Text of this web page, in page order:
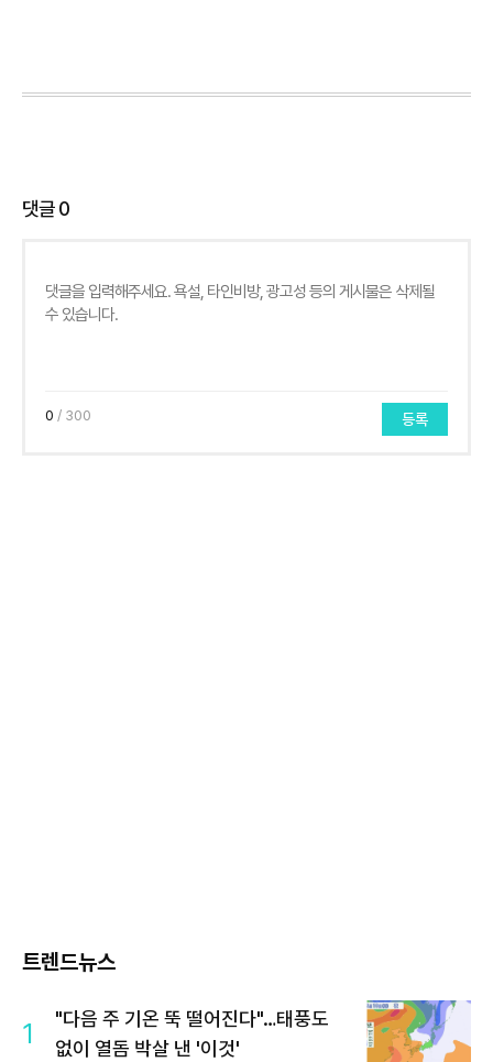
댓글0
0 / 300 등록
트렌드뉴스
1
"다음 주 기온 뚝 떨어진다"…태풍도
없이 열돔 박살 낸 '이것'